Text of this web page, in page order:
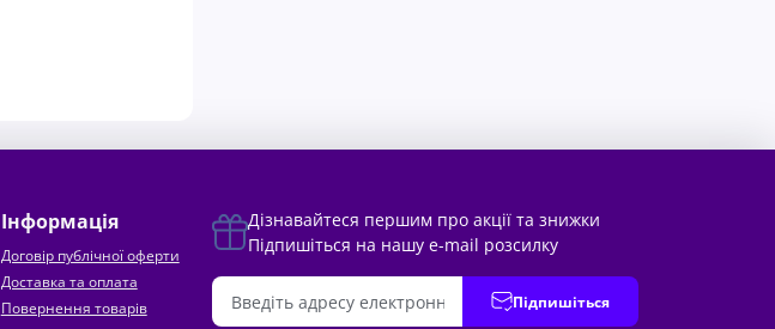
Інформація
Договір публічної оферти
Доставка та оплата
Повернення товарів
Дізнавайтеся першим про акції та знижки
Підпишіться на нашу e-mail розсилку
Підпишіться